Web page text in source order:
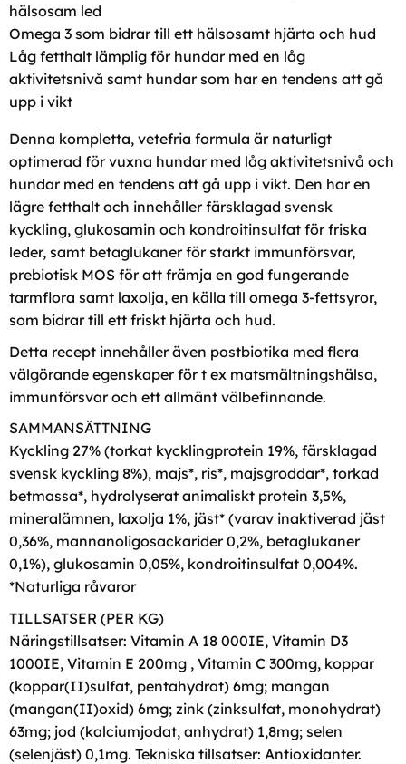
hälsosam led
Omega 3 som bidrar till ett hälsosamt hjärta och hud
Låg fetthalt lämplig för hundar med en låg
aktivitetsnivå samt hundar som har en tendens att gå
upp i vikt
Denna kompletta, vetefria formula är naturligt
optimerad för vuxna hundar med låg aktivitetsnivå och
hundar med en tendens att gå upp i vikt. Den har en
lägre fetthalt och innehåller färsklagad svensk
kyckling, glukosamin och kondroitinsulfat för friska
leder, samt betaglukaner för starkt immunförsvar,
prebiotisk MOS för att främja en god fungerande
tarmflora samt laxolja, en källa till omega 3-fettsyror,
som bidrar till ett friskt hjärta och hud.
Detta recept innehåller även postbiotika med flera
välgörande egenskaper för t ex matsmältningshälsa,
immunförsvar och ett allmänt välbefinnande.
SAMMANSÄTTNING
Kyckling 27% (torkat kycklingprotein 19%, färsklagad
svensk kyckling 8%), majs*, ris*, majsgroddar*, torkad
betmassa*, hydrolyserat animaliskt protein 3,5%,
mineralämnen, laxolja 1%, jäst* (varav inaktiverad jäst
0,36%, mannanoligosackarider 0,2%, betaglukaner
0,1%), glukosamin 0,05%, kondroitinsulfat 0,004%.
*Naturliga råvaror
TILLSATSER (PER KG)
Näringstillsatser: Vitamin A 18 000IE, Vitamin D3
1000IE, Vitamin E 200mg , Vitamin C 300mg, koppar
(koppar(II)sulfat, pentahydrat) 6mg; mangan
(mangan(II)oxid) 6mg; zink (zinksulfat, monohydrat)
63mg; jod (kalciumjodat, anhydrat) 1,8mg; selen
(selenjäst) 0,1mg. Tekniska tillsatser: Antioxidanter.